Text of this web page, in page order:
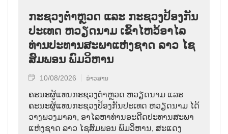
ກະຊວງຕຳຫຼວດ ແລະ ກະຊວງປ້ອງກັນ
ປະເທດ ຫວຽດນາມ ເຂົ້າໄຫວ້ອາໄລ
ທ່ານປະທານສະພາແຫ່ງຊາດ ລາວ ໄຊ
ສົມພອນ ພົມວິຫານ
10/08/2026 ຂ່າວສານ
ຄະນະຜູ້ແທນກະຊວງຕຳຫຼວດ ຫວຽດນາມ ແລະ
ຄະນະຜູ້ແທນກະຊວງປ້ອງກັນປະເທດ ຫວຽດນາມ ໄດ້
ວາງພວງມາລາ, ອາໄລຫາທ່ານອະດີດປະທານສະພາ
ແຫ່ງຊາດ ລາວ ໄຊສົມພອນ ພົມວິຫານ, ສະແດງ